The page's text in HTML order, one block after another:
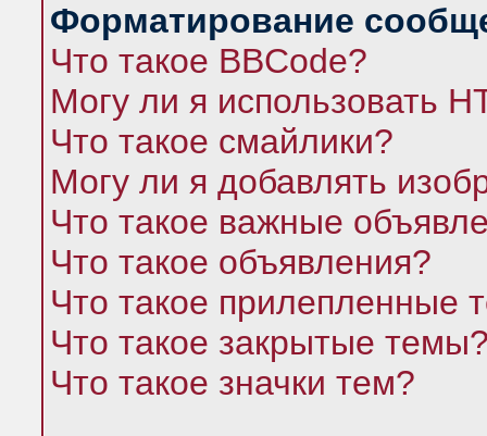
Форматирование
Что такое BBCode?
Могу ли я использовать
Что такое смайлики?
Могу ли я добавлять
Что такое важные
Что такое объявления?
Что такое прилепленные
Что такое закрытые
Что такое значки тем?